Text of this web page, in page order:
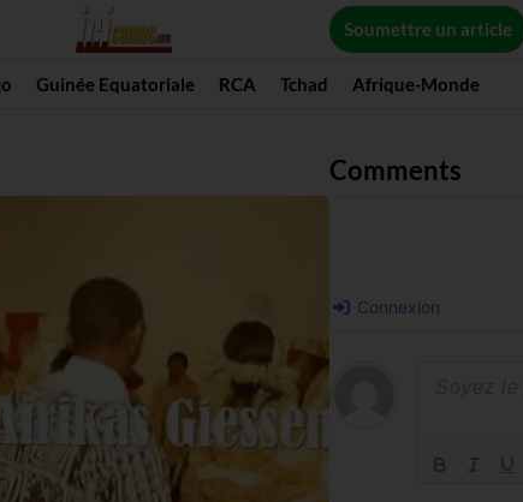
Soumettre un article
Guinée Equatoriale RCA Tchad Afrique-Monde
Comments
Connexion